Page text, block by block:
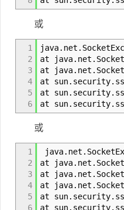
或
1
2
3
4
5
6
at
at
at
at
at
或
1
2
3
4
5
6
at
at
at
at
at